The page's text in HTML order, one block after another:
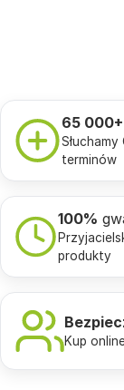
65 000+
terminów
100%
produkty
Kup